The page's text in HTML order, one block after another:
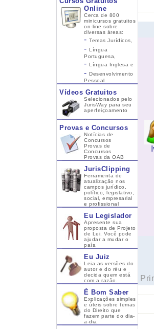
Online
Cerca de 800
minicursos gratuitos
on-line sobre
diversas áreas:
- Temas Jurídicos,
- Língua
Portuguesa,
- Língua Inglesa e
- Desenvolvimento
Pessoal
Vídeos Gratuitos
Selecionados pelo
JurisWay para seu
aperfeiçoamento
Provas e Concursos
Notícias de
Concursos
Provas de
Concursos
Provas da OAB
JurisClipping
Ferramenta de
atualização nos
campos jurídico,
político, legislativo,
social, empresarial
e profissional
Eu Legislador
Apresente sua
proposta de Projeto
de Lei. Você pode
ajudar a mudar o
país.
Eu Juiz
Leia as versões do
autor e do réu e
decida quem está
com a razão.
É Bom Saber
Explicações simples
e úteis sobre temas
do Direito que
fazem parte do dia-
a-dia